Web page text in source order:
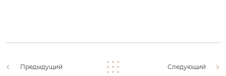
Предыдущий Следующий